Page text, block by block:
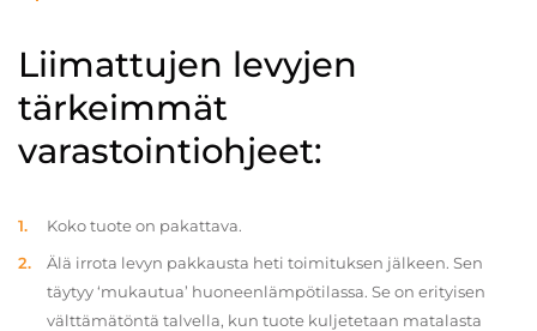
Liimattujen levyjen
tärkeimmät
varastointiohjeet:
Koko tuote on pakattava.
Älä irrota levyn pakkausta heti toimituksen jälkeen. Sen
täytyy ‘mukautua’ huoneenlämpötilassa. Se on erityisen
välttämätöntä talvella, kun tuote kuljetetaan matalasta